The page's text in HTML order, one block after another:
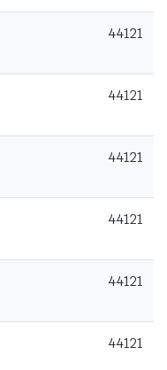
44121
44121
44121
44121
44121
44121